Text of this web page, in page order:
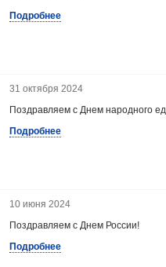
Подробнее
31 октября 2024
Поздравляем с Днем народного
Подробнее
10 июня 2024
Поздравляем с Днем России!
Подробнее